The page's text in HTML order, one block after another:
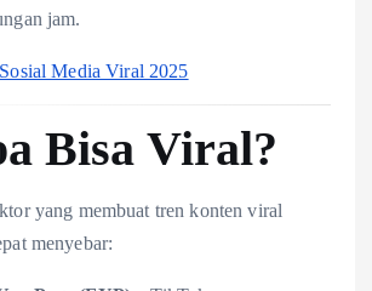
jam.
Media Viral 2025
Bisa Viral?
yang membuat tren konten viral
menyebar: